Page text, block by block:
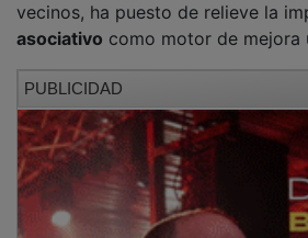
Fernando Mendoza, presidente de
enfatizado durante la jornada que
vecinales actúan como el
realidad de la calle, señalando
ocasiones, la gestión de